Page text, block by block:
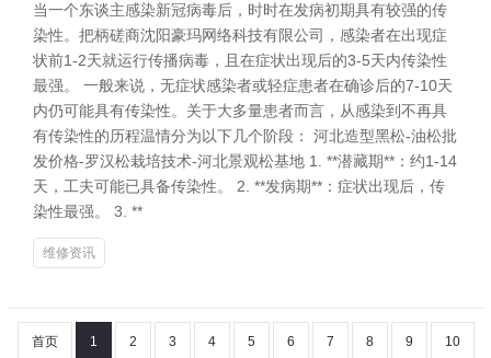
当一个东谈主感染新冠病毒后，时时在发病初期具有较强的传
染性。把柄磋商沈阳豪玛网络科技有限公司，感染者在出现症
状前1-2天就运行传播病毒，且在症状出现后的3-5天内传染性
最强。 一般来说，无症状感染者或轻症患者在确诊后的7-10天
内仍可能具有传染性。关于大多量患者而言，从感染到不再具
有传染性的历程温情分为以下几个阶段： 河北造型黑松-油松批
发价格-罗汉松栽培技术-河北景观松基地 1. **潜藏期**：约1-14
天，工夫可能已具备传染性。 2. **发病期**：症状出现后，传
染性最强。 3. **
维修资讯
首页 1 2 3 4 5 6 7 8 9 10